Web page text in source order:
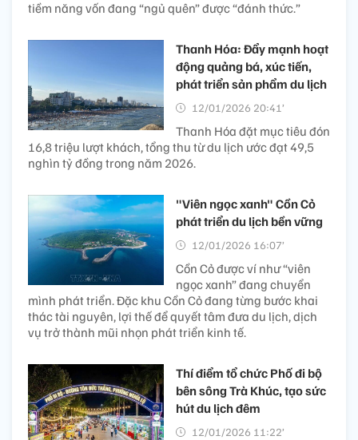
tiềm năng vốn đang “ngủ quên” được “đánh thức.”
Thanh Hóa: Đẩy mạnh hoạt
động quảng bá, xúc tiến,
phát triển sản phẩm du lịch
12/01/2026 20:41’
Thanh Hóa đặt mục tiêu đón
16,8 triệu lượt khách, tổng thu từ du lịch ước đạt 49,5
nghìn tỷ đồng trong năm 2026.
"Viên ngọc xanh" Cồn Cỏ
phát triển du lịch bền vững
12/01/2026 16:07’
Cồn Cỏ được ví như “viên
ngọc xanh” đang chuyển
mình phát triển. Đặc khu Cồn Cỏ đang từng bước khai
thác tài nguyên, lợi thế để quyết tâm đưa du lịch, dịch
vụ trở thành mũi nhọn phát triển kinh tế.
Thí điểm tổ chức Phố đi bộ
bên sông Trà Khúc, tạo sức
hút du lịch đêm
12/01/2026 11:22’